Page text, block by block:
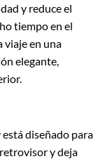
y reduce el
tiempo en el
viaje en una
elegante,
diseñado para
y deja